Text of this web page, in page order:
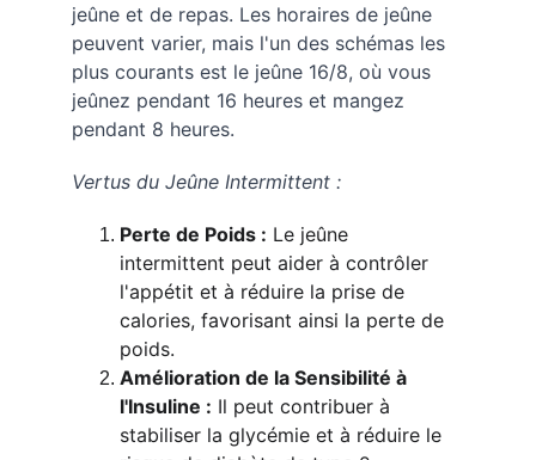
jeûne et de repas. Les horaires de jeûne
peuvent varier, mais l'un des schémas les
plus courants est le jeûne 16/8, où vous
jeûnez pendant 16 heures et mangez
pendant 8 heures.
Vertus du Jeûne Intermittent :
Perte de Poids : Le jeûne
intermittent peut aider à contrôler
l'appétit et à réduire la prise de
calories, favorisant ainsi la perte de
poids.
Amélioration de la Sensibilité à
l'Insuline : Il peut contribuer à
stabiliser la glycémie et à réduire le